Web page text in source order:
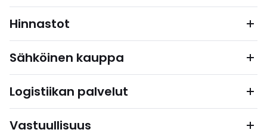
Hinnastot
Sähköinen kauppa
Logistiikan palvelut
Vastuullisuus